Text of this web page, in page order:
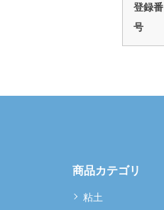
登録番
号
商品カテゴリ
粘土